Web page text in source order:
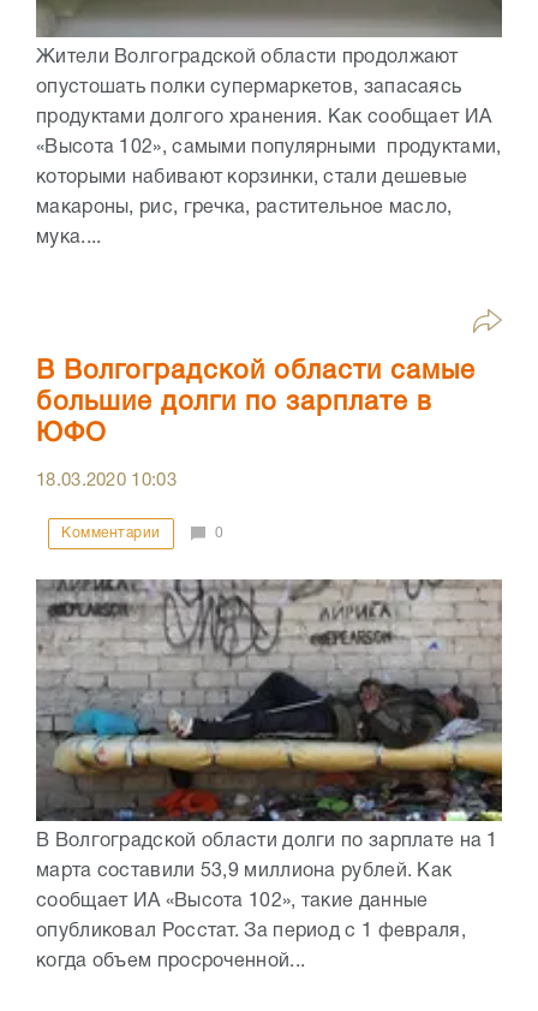
Жители Волгоградской области продолжают
опустошать полки супермаркетов, запасаясь
продуктами долгого хранения. Как сообщает ИА
«Высота 102», самыми популярными продуктами,
которыми набивают корзинки, стали дешевые
макароны, рис, гречка, растительное масло,
мука....
В Волгоградской области самые
большие долги по зарплате в
ЮФО
18.03.2020 10:03
Комментарии 0
В Волгоградской области долги по зарплате на 1
марта составили 53,9 миллиона рублей. Как
сообщает ИА «Высота 102», такие данные
опубликовал Росстат. За период с 1 февраля,
когда объем просроченной...